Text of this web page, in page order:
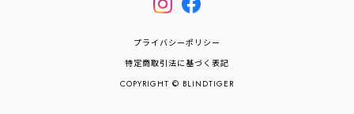
プライバシーポリシー
特定商取引法に基づく表記
COPYRIGHT © BLINDTIGER